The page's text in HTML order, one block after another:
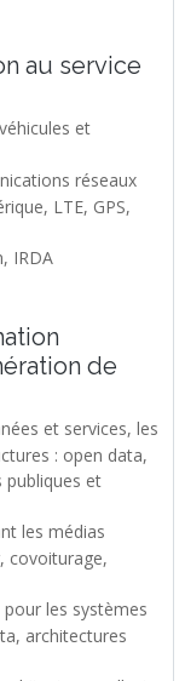
au service
et
réseaux
LTE, GPS,
IRDA
de
et services, les
: open data,
et
les médias
covoiturage,
les systèmes
architectures